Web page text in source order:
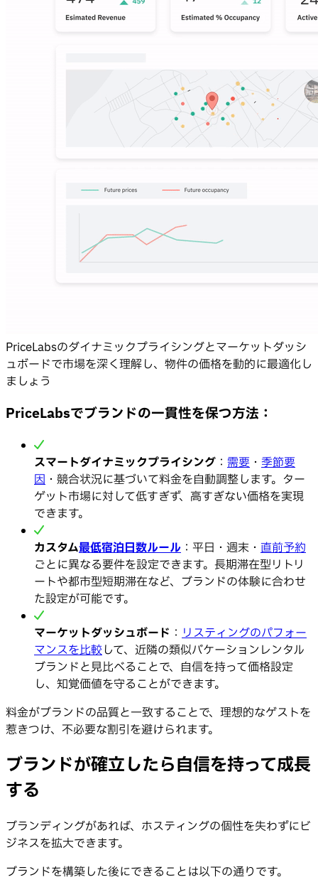
PriceLabsのダイナミックプライシングとマーケットダッシ
ュボードで市場を深く理解し、物件の価格を動的に最適化し
ましょう
PriceLabsでブランドの一貫性を保つ方法：
スマートダイナミックプライシング ： 需要 ・ 季節要
因 ・競合状況に基づいて料金を自動調整します。ター
ゲット市場に対して低すぎず、高すぎない価格を実現
できます。
カスタム最低宿泊日数ルール ：平日・週末・ 直前予約
ごとに異なる要件を設定できます。長期滞在型リトリ
ートや都市型短期滞在など、ブランドの体験に合わせ
た設定が可能です。
マーケットダッシュボード ： リスティングのパフォー
マンスを比較して、近隣の類似バケーションレンタル
ブランドと見比べることで、自信を持って価格設定
し、知覚価値を守ることができます。
料金がブランドの品質と一致することで、理想的なゲストを
惹きつけ、不必要な割引を避けられます。
ブランドが確立したら自信を持って成長
する
ブランディングがあれば、ホスティングの個性を失わずにビ
ジネスを拡大できます。
ブランドを構築した後にできることは以下の通りです。